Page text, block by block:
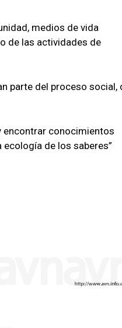
medios de vida
de las actividades de
parte del proceso social,
encontrar conocimientos
de los saberes”